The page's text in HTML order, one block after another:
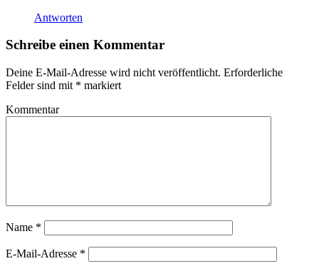
Antworten
Schreibe einen Kommentar
Deine E-Mail-Adresse wird nicht veröffentlicht. Erforderliche
Felder sind mit * markiert
Kommentar
Name *
E-Mail-Adresse *